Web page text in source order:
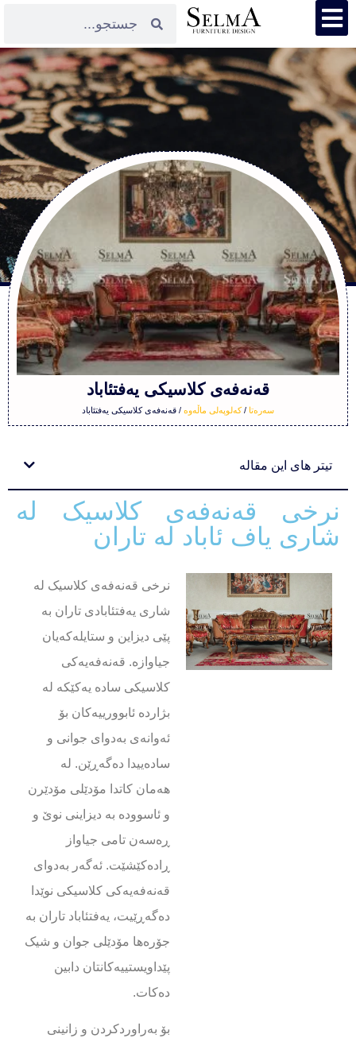
قەنەفەی کلاسیکی یەفتئاباد
سەرەتا /کەلوپەلی ماڵەوە / قەنەفەی کلاسیکی یەفتئاباد
تیتر های این مقاله
نرخی قەنەفەی کلاسیک لە
شاری یاف ئاباد لە تاران
نرخی قەنەفەی کلاسیک لە
شاری یەفتئابادی تاران بە
پێی دیزاین و ستایلەکەیان
جیاوازە. قەنەفەیەکی
کلاسیکی سادە یەکێکە لە
بژاردە ئابوورییەکان بۆ
ئەوانەی بەدوای جوانی و
سادەییدا دەگەڕێن. لە
هەمان کاتدا مۆدێلی مۆدێرن
و ئاسوودە بە دیزاینی نوێ و
ڕەسەن تامی جیاواز
ڕادەکێشێت. ئەگەر بەدوای
قەنەفەیەکی کلاسیکی نوێدا
دەگەڕێیت، یەفتئاباد تاران بە
جۆرەها مۆدێلی جوان و شیک
پێداویستییەکانتان دابین
دەکات.
بۆ بەراوردکردن و زانینی